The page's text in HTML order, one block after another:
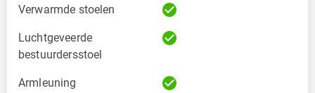
Verwarmde stoelen check_circle
Luchtgeveerde
bestuurdersstoel
check_circle
Armleuning check_circle